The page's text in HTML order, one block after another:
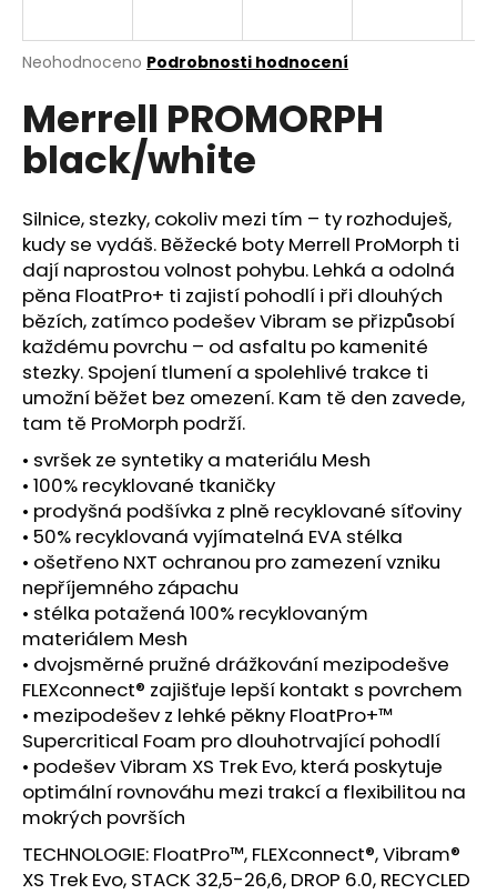
Průměrné
produktu
je
0,0
hvězdiček.
Neohodnoceno Podrobnosti hodnocení
Merrell PROMORPH
black/white
Silnice, stezky, cokoliv mezi tím – ty rozhoduješ,
kudy se vydáš. Běžecké boty Merrell ProMorph ti
dají naprostou volnost pohybu. Lehká a odolná
pěna FloatPro+ ti zajistí pohodlí i při dlouhých
bězích, zatímco podešev Vibram se přizpůsobí
každému povrchu – od asfaltu po kamenité
stezky. Spojení tlumení a spolehlivé trakce ti
umožní běžet bez omezení. Kam tě den zavede,
tam tě ProMorph podrží.
• svršek ze syntetiky a materiálu Mesh
• 100% recyklované tkaničky
• prodyšná podšívka z plně recyklované síťoviny
• 50% recyklovaná vyjímatelná EVA stélka
• ošetřeno NXT ochranou pro zamezení vzniku
nepříjemného zápachu
• stélka potažená 100% recyklovaným
materiálem Mesh
• dvojsměrné pružné drážkování mezipodešve
FLEXconnect® zajišťuje lepší kontakt s povrchem
• mezipodešev z lehké pěkny FloatPro+™
Supercritical Foam pro dlouhotrvající pohodlí
• podešev Vibram XS Trek Evo, která poskytuje
optimální rovnováhu mezi trakcí a flexibilitou na
mokrých površích
TECHNOLOGIE: FloatPro™, FLEXconnect®, Vibram®
XS Trek Evo, STACK 32,5-26,6, DROP 6.0, RECYCLED
j
t
?
HLEDAT
D
o
p
o
r
u
č
u
j
e
m
e
BOTY
CRAFT
ENDURANCE
3
-
BÍLÁ
3
990
Kč